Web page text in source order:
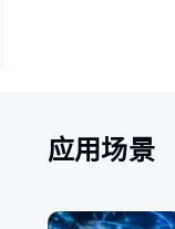
应用场景